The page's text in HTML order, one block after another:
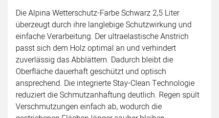
Die Alpina Wetterschutz-Farbe Schwarz 2,5 Liter
überzeugt durch ihre langlebige Schutzwirkung und
einfache Verarbeitung. Der ultraelastische Anstrich
passt sich dem Holz optimal an und verhindert
zuverlässig das Abblättern. Dadurch bleibt die
Oberfläche dauerhaft geschützt und optisch
ansprechend. Die integrierte Stay-Clean Technologie
reduziert die Schmutzanhaftung deutlich. Regen spült
Verschmutzungen einfach ab, wodurch die